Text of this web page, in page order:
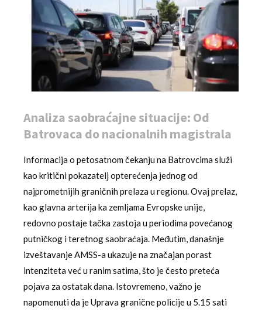
Analiza saobraćajne situacije: Od
Batrovaca do nacionalnih magistrala
Informacija o petosatnom čekanju na Batrovcima služi
kao kritični pokazatelj opterećenja jednog od
najprometnijih graničnih prelaza u regionu. Ovaj prelaz,
kao glavna arterija ka zemljama Evropske unije,
redovno postaje tačka zastoja u periodima povećanog
putničkog i teretnog saobraćaja. Međutim, današnje
izveštavanje AMSS-a ukazuje na značajan porast
intenziteta već u ranim satima, što je često preteća
pojava za ostatak dana. Istovremeno, važno je
napomenuti da je Uprava granične policije u 5.15 sati